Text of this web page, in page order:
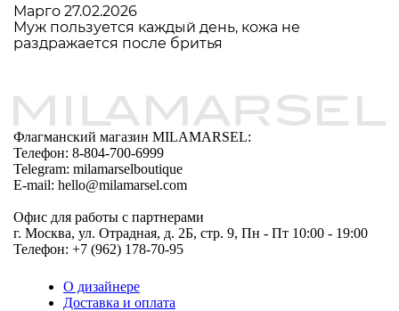
Марго 27.02.2026
Муж пользуется каждый день, кожа не
раздражается после бритья
Флагманский магазин MILAMARSEL:
Телефон: 8-804-700-6999
Telegram: milamarselboutique
E-mail: hello@milamarsel.com
Офис для работы с партнерами
г. Москва, ул. Отрадная, д. 2Б, стр. 9, Пн - Пт 10:00 - 19:00
Телефон: +7 (962) 178-70-95
О дизайнере
Доставка и оплата